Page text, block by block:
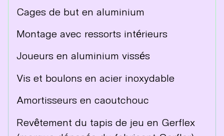
Cages de but en aluminium
Montage avec ressorts intérieurs
Joueurs en aluminium vissés
Vis et boulons en acier inoxydable
Amortisseurs en caoutchouc
Revêtement du tapis de jeu en Gerflex